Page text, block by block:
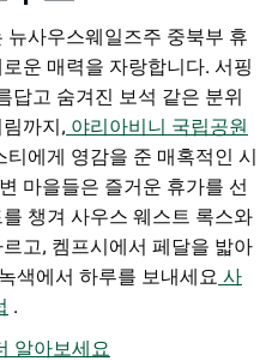
사우스웨일즈주 중북부 휴
운 매력을 자랑합니다. 서핑
답고 숨겨진 보석 같은 분위
까지, 야리아비니 국립공원
에게 영감을 준 매혹적인 시
마을들은 즐거운 휴가를 선
챙겨 사우스 웨스트 록스와
고, 켐프시에서 페달을 밟아
색에서 하루를 보내세요 사
.
알아보세요